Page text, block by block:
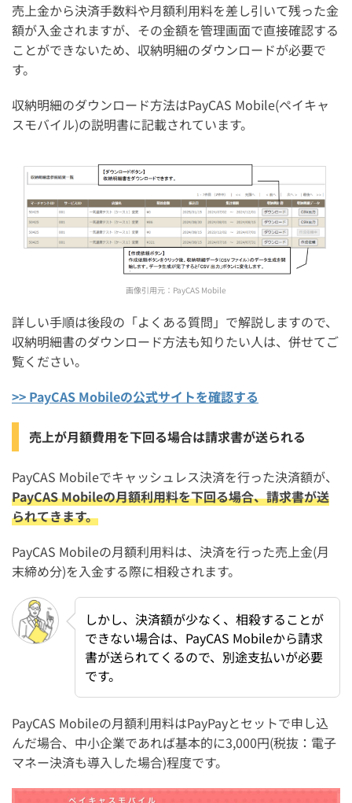
売上金から決済手数料や月額利用料を差し引いて残った金
額が入金されますが、その金額を管理画面で直接確認する
ことができないため、収納明細のダウンロードが必要で
す。
収納明細のダウンロード方法はPayCAS Mobile(ペイキャ
スモバイル)の説明書に記載されています。
画像引用元： PayCAS Mobile
詳しい手順は後段の「よくある質問」で解説しますので、
収納明細書のダウンロード方法も知りたい人は、併せてご
覧ください。
>> PayCAS Mobileの公式サイトを確認する
売上が月額費用を下回る場合は請求書が送られる
PayCAS Mobileでキャッシュレス決済を行った決済額が、
PayCAS Mobileの月額利用料を下回る場合、請求書が送
られてきます。
PayCAS Mobileの月額利用料は、決済を行った売上金(月
末締め分)を入金する際に相殺されます。
しかし、決済額が少なく、相殺することが
できない場合は、PayCAS Mobileから請求
書が送られてくるので、別途支払いが必要
です。
PayCAS Mobileの月額利用料はPayPayとセットで申し込
んだ場合、中小企業であれば基本的に3,000円(税抜：電子
マネー決済も導入した場合)程度です。